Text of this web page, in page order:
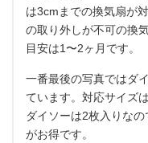
は3cmまでの換気扇が
の取り外しが不可の換
目安は1〜2ヶ月です。
一番最後の写真ではダ
ています。対応サイズ
ダイソーは2枚入りな
がお得です。